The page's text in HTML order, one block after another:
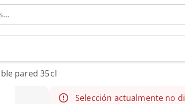
pared 35 cl
Selección actualmente no